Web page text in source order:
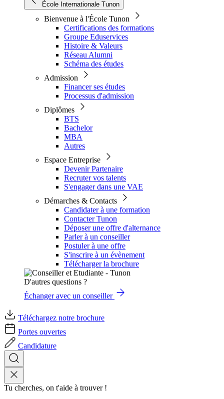
École Internationale Tunon
Bienvenue à l'École Tunon
Certifications des formations
Groupe Eduservices
Histoire & Valeurs
Réseau Alumni
Schéma des études
Admission
Financer ses études
Processus d'admission
Diplômes
BTS
Bachelor
MBA
Autres
Espace Entreprise
Devenir Partenaire
Recruter vos talents
S'engager dans une VAE
Démarches & Contacts
Candidater à une formation
Contacter Tunon
Déposer une offre d'alternance
Parler à un conseiller
Postuler à une offre
S'inscrire à un évènement
Télécharger la brochure
D'autres questions ?
Échanger avec un conseiller
Téléchargez notre brochure
Portes ouvertes
Candidature
Tu cherches, on t'aide à trouver !